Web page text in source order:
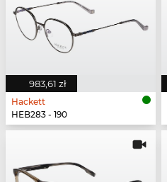
983,61 zł
Hackett
HEB283 - 190